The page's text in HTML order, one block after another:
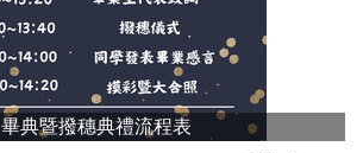
畢典暨撥穗典禮流程表